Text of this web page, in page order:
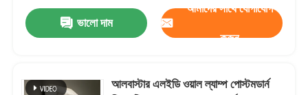
ভালো দাম
আমাদের সাথে যোগাযোগ
করুন
আলবাস্টার এলইডি ওয়াল ল্যাম্প পোস্টমডার্ন